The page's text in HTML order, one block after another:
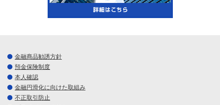
金融商品勧誘方針
預金保険制度
本人確認
金融円滑化に向けた取組み
不正取引防止